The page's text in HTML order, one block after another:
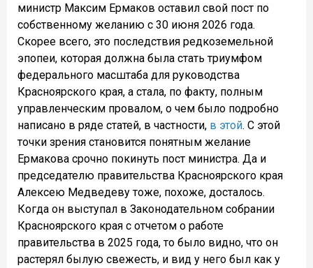
министр Максим Ермаков оставил свой пост по
собственному желанию с 30 июня 2026 года.
Скорее всего, это последствия редкоземельной
эпопеи, которая должна была стать триумфом
федерального масштаба для руководства
Красноярского края, а стала, по факту, полным
управленческим провалом, о чем было подробно
написано в ряде статей, в частности, в этой. С этой
точки зрения становится понятным желание
Ермакова срочно покинуть пост министра. Да и
председателю правительства Красноярского края
Алексею Медведеву тоже, похоже, досталось.
Когда он выступал в Законодательном собрании
Красноярского края с отчетом о работе
правительства в 2025 года, то было видно, что он
растерял былую свежесть, и вид у него был как у